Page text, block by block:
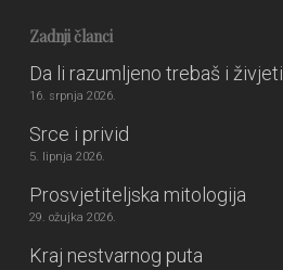
Zadnji članci
Da li razumljeno trebaš i živjeti
16. srpnja 2026.
Srce i privid
5. lipnja 2026.
Prosvjetiteljska mitologija
29. ožujka 2026.
Kraj nestvarnog puta